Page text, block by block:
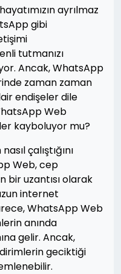
ayrılmaz
gibi
tutmanızı
Ancak, WhatsApp
zaman zaman
endişeler dile
Web
kayboluyor mu?
çalıştığını
Web, cep
bir uzantısı olarak
internet
WhatsApp Web
anında
gelir. Ancak,
geciktiği